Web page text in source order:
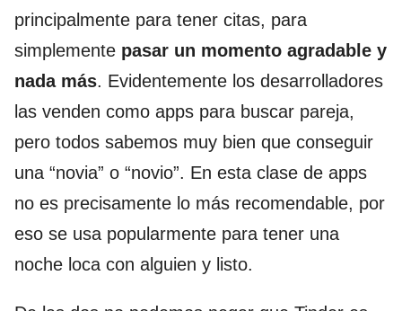
principalmente para tener citas, para
simplemente pasar un momento agradable y
nada más. Evidentemente los desarrolladores
las venden como apps para buscar pareja,
pero todos sabemos muy bien que conseguir
una “novia” o “novio”. En esta clase de apps
no es precisamente lo más recomendable, por
eso se usa popularmente para tener una
noche loca con alguien y listo.